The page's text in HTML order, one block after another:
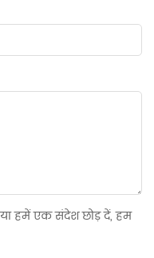
हमें एक संदेश छोड़ दें, हम